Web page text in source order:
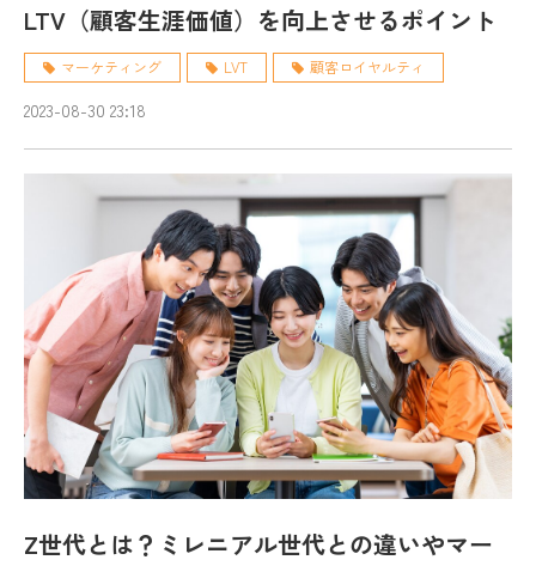
LTV（顧客生涯価値）を向上させるポイント
マーケティング LVT 顧客ロイヤルティ
2023-08-30 23:18
Z世代とは？ミレニアル世代との違いやマー